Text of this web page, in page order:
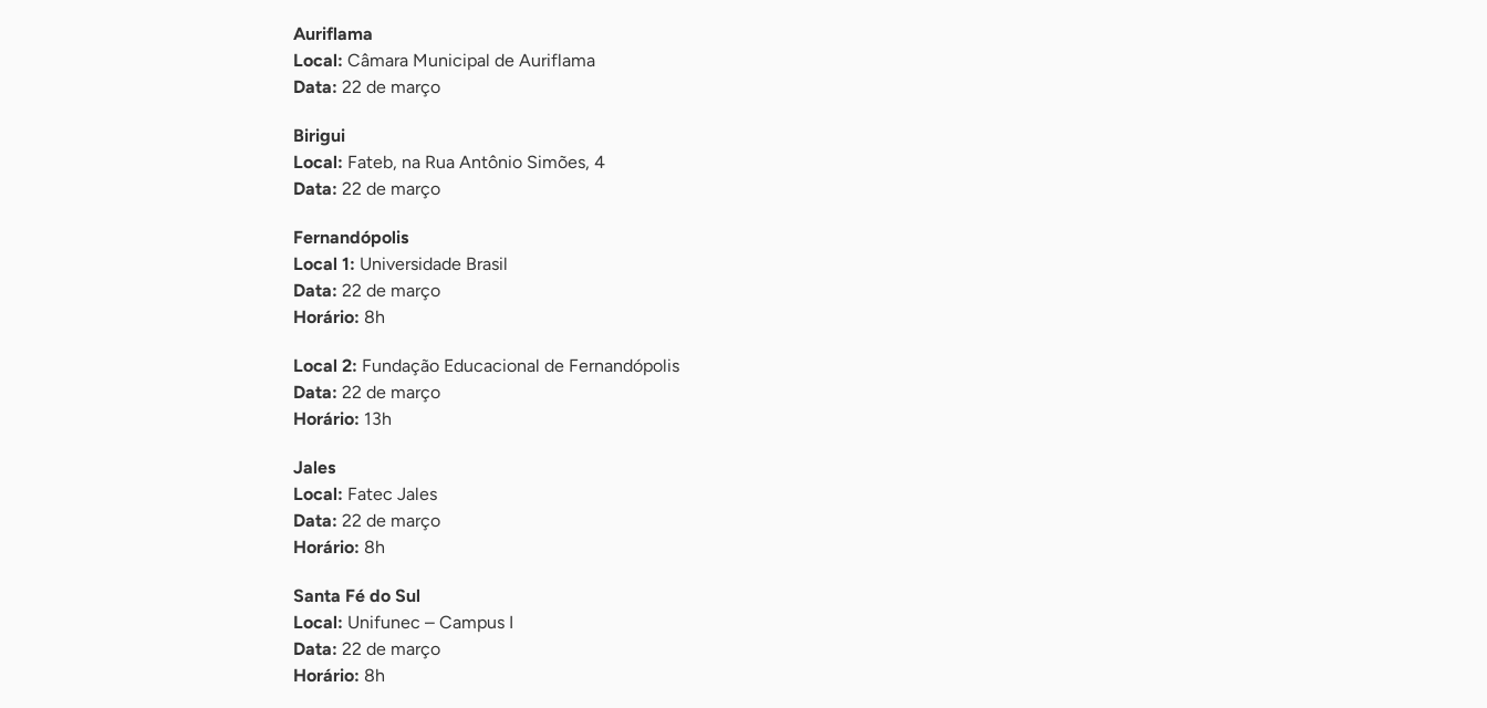
Auriflama
Local: Câmara Municipal de Auriflama
Data: 22 de março
Birigui
Local: Fateb, na Rua Antônio Simões, 4
Data: 22 de março
Fernandópolis
Local 1: Universidade Brasil
Data: 22 de março
Horário: 8h
Local 2: Fundação Educacional de Fernandópolis
Data: 22 de março
Horário: 13h
Jales
Local: Fatec Jales
Data: 22 de março
Horário: 8h
Santa Fé do Sul
Local: Unifunec – Campus I
Data: 22 de março
Horário: 8h